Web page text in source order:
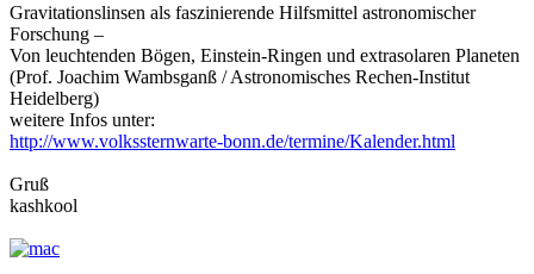
Gravitationslinsen als faszinierende Hilfsmittel astronomischer
Forschung –
Von leuchtenden Bögen, Einstein-Ringen und extrasolaren Planeten
(Prof. Joachim Wambsganß / Astronomisches Rechen-Institut
Heidelberg)
weitere Infos unter:
http://www.volkssternwarte-bonn.de/termine/Kalender.html
Gruß
kashkool